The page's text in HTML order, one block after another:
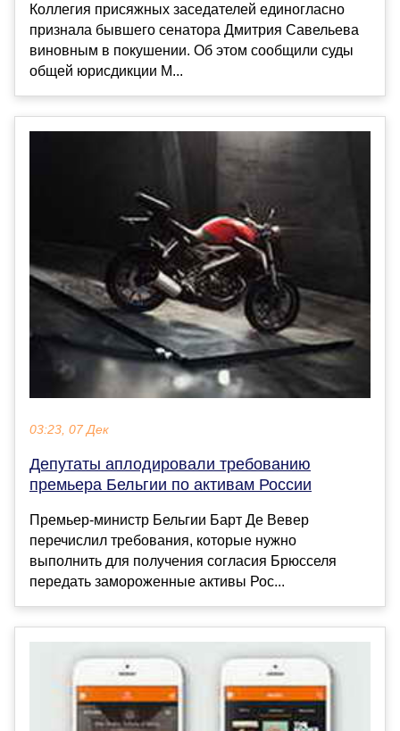
Коллегия присяжных заседателей единогласно
признала бывшего сенатора Дмитрия Савельева
виновным в покушении. Об этом сообщили суды
общей юрисдикции М...
03:23, 07 Дек
Депутаты аплодировали требованию
премьера Бельгии по активам России
Премьер-министр Бельгии Барт Де Вевер
перечислил требования, которые нужно
выполнить для получения согласия Брюсселя
передать замороженные активы Рос...